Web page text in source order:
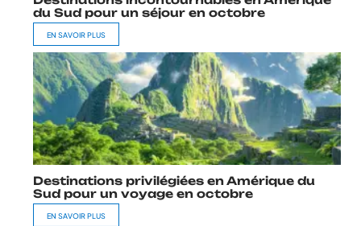
du Sud pour un séjour en octobre
EN SAVOIR PLUS
Destinations privilégiées en Amérique du
Sud pour un voyage en octobre
EN SAVOIR PLUS